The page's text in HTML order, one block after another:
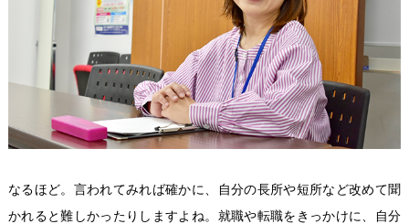
なるほど。言われてみれば確かに、自分の長所や短所など改めて聞
かれると難しかったりしますよね。就職や転職をきっかけに、自分